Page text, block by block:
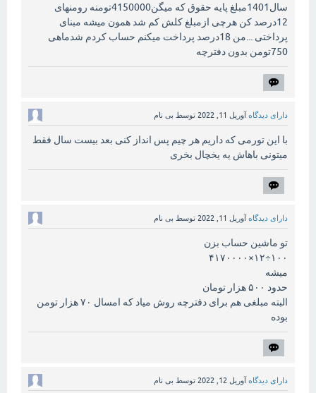
سال1401مبلغ پایه حقوق که میگن4150000تومنه رومنهای
12درصد کن هرچی ازمبلغ کلش کم شد همون میشه مبنای
پرداختی ...من 18درصد پرداخت میکنم حساب کردم شدماهی
750تومن بدون دفترچه
دارای دیدگاه آوریل 11, 2022 توسط بی نام
با این تورمی که داریم هر چیم پس انداز کنی بعد بیست سال فقط
میتونی باهاش یه یخچال بخری
دارای دیدگاه آوریل 11, 2022 توسط بی نام
تو ماشین حساب بزن
۱۰۰÷۱۲×۴۱۷۰۰۰۰
میشه
حدود ۵۰۰ هزار تومان
البته مبلغی هم برای دفترچه روش میاد که امسال ۷۰ هزار تومن
بوده
دارای دیدگاه آوریل 12, 2022 توسط بی نام